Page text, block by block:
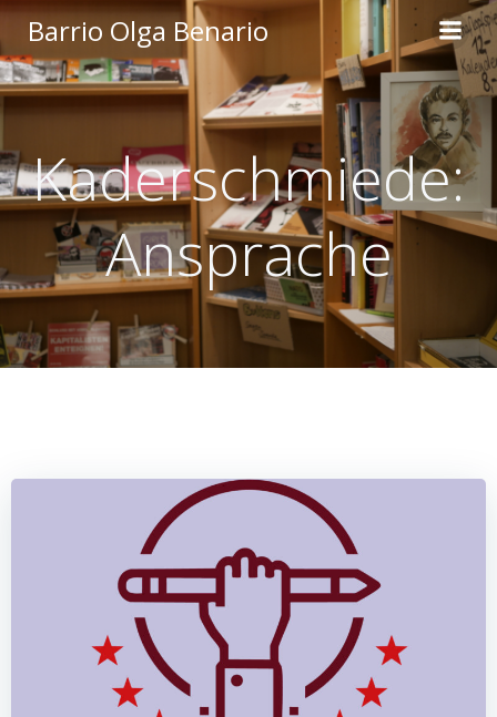
Zum
Inhalt
Barrio Olga Benario
Kaderschmiede:
Ansprache